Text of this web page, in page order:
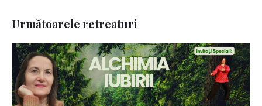
Următoarele retreaturi